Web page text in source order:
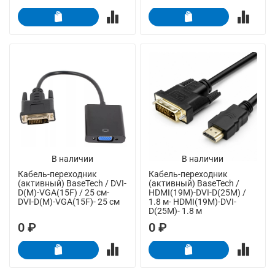
В наличии
Кабель-переходник
(активный) BaseTech / DVI-
D(M)-VGA(15F) / 25 см-
DVI-D(M)-VGA(15F)- 25 см
0 ₽
В наличии
Кабель-переходник
(активный) BaseTech /
HDMI(19M)-DVI-D(25M) /
1.8 м- HDMI(19M)-DVI-
D(25M)- 1.8 м
0 ₽